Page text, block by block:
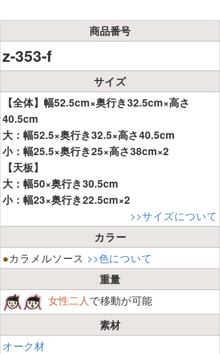
商品番号
z-353-f
サイズ
【全体】幅52.5cm×奥行き32.5cm×高さ
40.5cm
大：幅52.5×奥行き32.5×高さ40.5cm
小：幅25.5×奥行き25×高さ38cm×2
【天板】
大：幅50×奥行き30.5cm
小：幅23×奥行き22.5cm×2
>>サイズについて
カラー
●カラメルソース >>色について
重量
女性二人で移動が可能
素材
オーク材